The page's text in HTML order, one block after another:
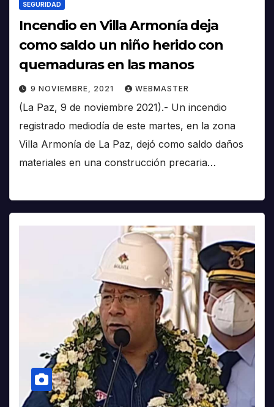
SEGURIDAD
Incendio en Villa Armonía deja
como saldo un niño herido con
quemaduras en las manos
9 NOVIEMBRE, 2021 WEBMASTER
(La Paz, 9 de noviembre 2021).- Un incendio
registrado mediodía de este martes, en la zona
Villa Armonía de La Paz, dejó como saldo daños
materiales en una construcción precaria…